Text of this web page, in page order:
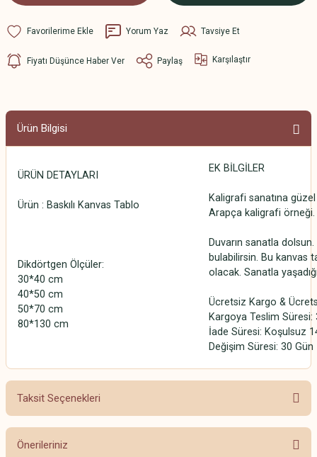
Yorum Yaz Tavsiye Et
Fiyatı Düşünce Haber Ver Paylaş Karşılaştır
Ürün Bilgisi
ÜRÜN DETAYLARI
Ürün : Baskılı Kanvas Tablo
Dikdörtgen Ölçüler:
30*40 cm
40*50 cm
50*70 cm
80*130 cm
EK BİLGİLER
Kaligrafi sanatına
Arapça kaligrafi örneği.
Duvarın sanatla
bulabilirsin. Bu kanvas
olacak. Sanatla
Ücretsiz Kargo &
Kargoya Teslim
İade Süresi: Koşulsuz
Değişim Süresi: 30 Gün
Taksit Seçenekleri
Önerileriniz